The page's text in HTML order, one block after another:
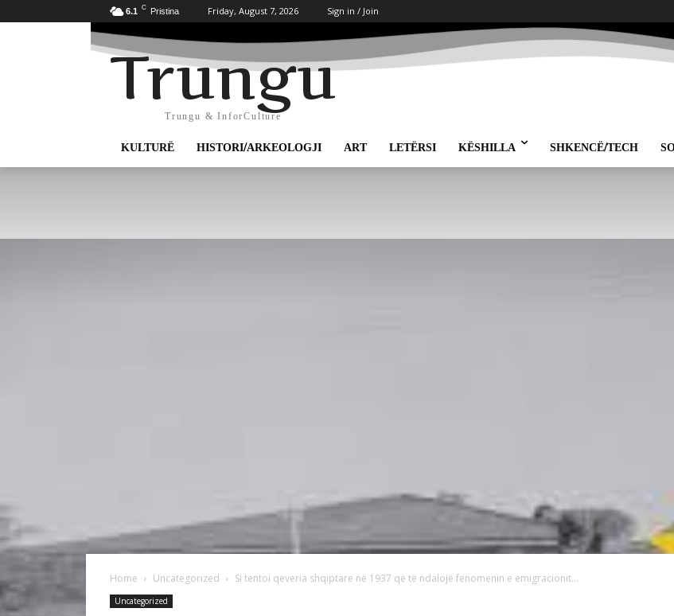
6.1 C Pristina Friday, August 7, 2026 Sign in / Join
Trungu
Trungu & InforCulture
KULTURË HISTORI/ARKEOLOGJI ART LETËRSI KËSHILLA SHKENCË/TECH
Home Uncategorized Si tentoi qeveria shqiptare në 1937 që të ndalojë fenomenin e emigracionit...
Uncategorized